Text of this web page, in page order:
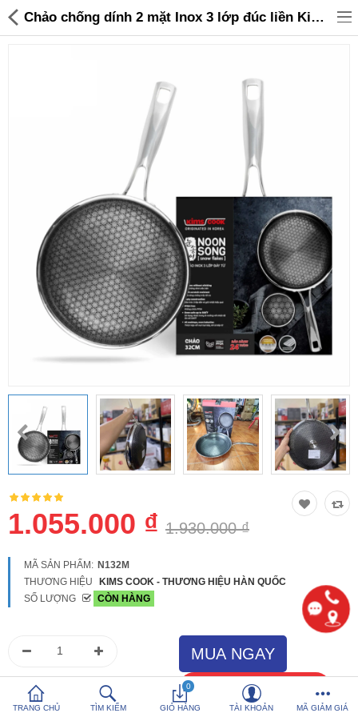
Đồ tiện ích
Đồ chơi trẻ em
Sản phẩm khác
Thương hiệu
So sánh Yêu thích (0)
Hotline: 0816 505 655
Tải App SanHangRe nhận Quà
TRANG CHỦ TÌM KIẾM
0
GIỎ HÀNG TÀI KHOẢN MÃ GIẢM GIÁ
Chảo chống dính 2 mặt Inox 3 lớp đúc liền Kimscook Noon Song 32cm đáy từ - 1,055,000 | Sanhangre
1.055.000 ₫ 1.930.000 ₫
MÃ SẢN PHẨM: N132M
THƯƠNG HIỆU
KIMS COOK - THƯƠNG HIỆU HÀN QUỐC
SỐ LƯỢNG
CÒN HÀNG